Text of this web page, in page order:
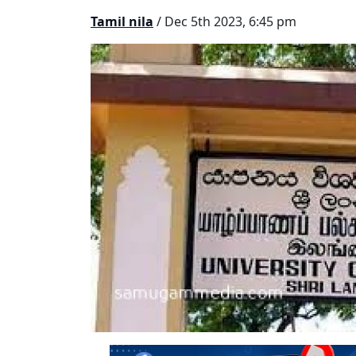
Tamil nila / Dec 5th 2023, 6:45 pm